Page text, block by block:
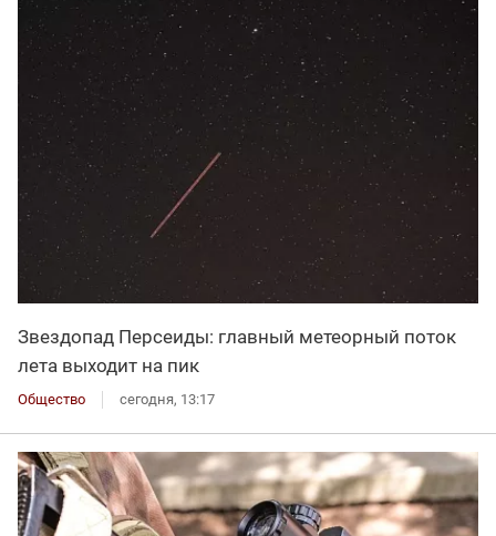
Звездопад Персеиды: главный метеорный поток
лета выходит на пик
Общество сегодня, 13:17